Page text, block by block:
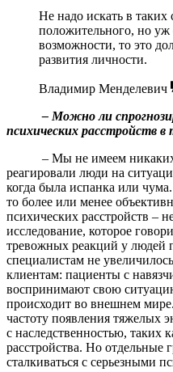
Не надо искать в таких
положительного, но уж
возможности, то это
развития личности.
Владимир Менделевич
– Можно ли
психических расстройств в
– Мы не имеем никаких
реагировали люди на
когда была испанка или
то более или менее
психических расстройств –
исследование, которое
тревожных реакций у людей
специалистам не
клиентам: пациенты с
воспринимают свою
происходит во внешнем
частоту появления тяжелых
с наследственностью, таких
расстройства. Но отдельные
сталкиваться с серьезными